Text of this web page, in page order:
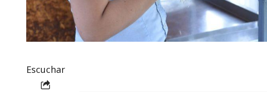
Escuchar